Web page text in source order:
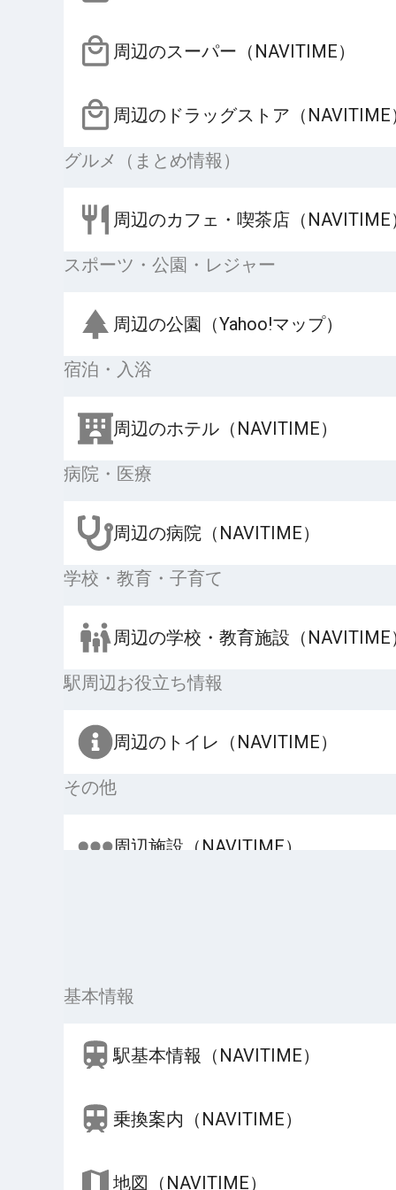
周辺のスーパー（NAVITIME）
周辺のドラッグストア（NAVITIME
グルメ（まとめ情報）
周辺のカフェ・喫茶店（NAVITIME
スポーツ・公園・レジャー
周辺の公園（Yahoo!マップ）
宿泊・入浴
周辺のホテル（NAVITIME）
病院・医療
周辺の病院（NAVITIME）
学校・教育・子育て
周辺の学校・教育施設（NAVITIME
駅周辺お役立ち情報
周辺のトイレ（NAVITIME）
その他
周辺施設（NAVITIME）
基本情報
駅基本情報（NAVITIME）
乗換案内（NAVITIME）
地図（NAVITIME）